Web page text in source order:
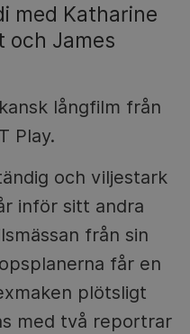
med Katharine
och James
långfilm från
Play.
och viljestark
inför sitt andra
från sin
får en
plötsligt
med två reportrar